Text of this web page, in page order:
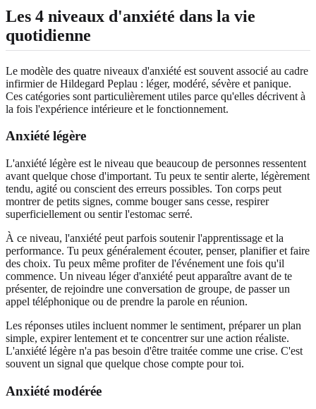
Les 4 niveaux d'anxiété dans la vie
quotidienne
Le modèle des quatre niveaux d'anxiété est souvent associé au cadre
infirmier de Hildegard Peplau : léger, modéré, sévère et panique.
Ces catégories sont particulièrement utiles parce qu'elles décrivent à
la fois l'expérience intérieure et le fonctionnement.
Anxiété légère
L'anxiété légère est le niveau que beaucoup de personnes ressentent
avant quelque chose d'important. Tu peux te sentir alerte, légèrement
tendu, agité ou conscient des erreurs possibles. Ton corps peut
montrer de petits signes, comme bouger sans cesse, respirer
superficiellement ou sentir l'estomac serré.
À ce niveau, l'anxiété peut parfois soutenir l'apprentissage et la
performance. Tu peux généralement écouter, penser, planifier et faire
des choix. Tu peux même profiter de l'événement une fois qu'il
commence. Un niveau léger d'anxiété peut apparaître avant de te
présenter, de rejoindre une conversation de groupe, de passer un
appel téléphonique ou de prendre la parole en réunion.
Les réponses utiles incluent nommer le sentiment, préparer un plan
simple, expirer lentement et te concentrer sur une action réaliste.
L'anxiété légère n'a pas besoin d'être traitée comme une crise. C'est
souvent un signal que quelque chose compte pour toi.
Anxiété modérée